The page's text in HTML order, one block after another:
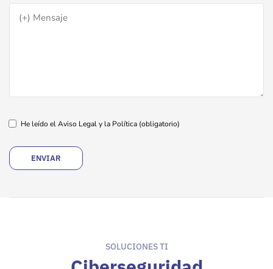
He leído el Aviso Legal y la Política (obligatorio)
SOLUCIONES TI